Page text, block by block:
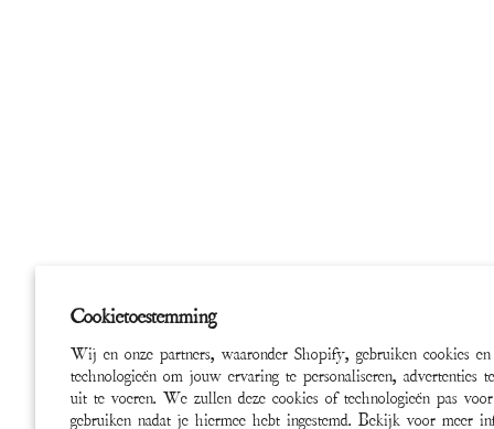
Cookietoestemming
Wij en onze partners, waaronder Shopify, gebruiken cookies en
technologieën om jouw ervaring te personaliseren, advertenties
uit te voeren. We zullen deze cookies of technologieën pas
gebruiken nadat je hiermee hebt ingestemd. Bekijk voor meer